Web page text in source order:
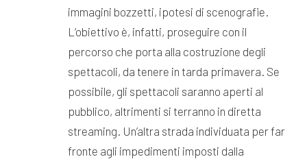
immagini bozzetti, ipotesi di scenografie.
L’obiettivo è, infatti, proseguire con il
percorso che porta alla costruzione degli
spettacoli, da tenere in tarda primavera. Se
possibile, gli spettacoli saranno aperti al
pubblico, altrimenti si terranno in diretta
streaming. Un’altra strada individuata per far
fronte agli impedimenti imposti dalla